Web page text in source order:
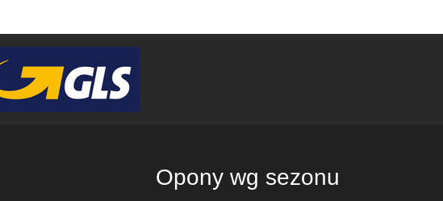
Opony wg sezonu